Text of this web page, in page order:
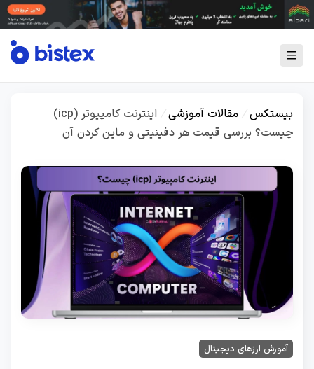
بیستکس مقالات آموزشی
اینترنت کامپیوتر (icp)
چیست؟ بررسی قیمت هر دفینیتی و ماین کردن آن
آموزش ارزهای دیجیتال